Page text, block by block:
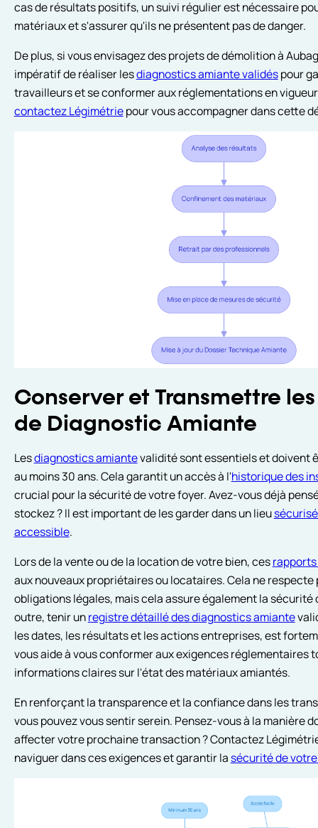
cas de résultats positifs, un suivi régulier est nécessaire
matériaux et s'assurer qu'ils ne présentent pas de danger.
De plus, si vous envisagez des projets de démolition à
impératif de réaliser lesdiagnostics amiante validéspour
travailleurs et se conformer aux réglementations en
contactez Légimétriepour vous accompagner dans cette
Conserver et Transmettre
de Diagnostic Amiante
Lesdiagnostics amiantevalidité sont essentiels et doivent
au moins 30 ans. Cela garantit un accès à l'historique des
crucial pour la sécurité de votre foyer. Avez-vous déjà
stockez ? Il est important de les garder dans un lieu
accessible.
Lors de la vente ou de la location de votre bien, ces
aux nouveaux propriétaires ou locataires. Cela ne respecte
obligations légales, mais cela assure également la sécurité
outre, tenir unregistre détaillé des diagnostics amiante
les dates, les résultats et les actions entreprises, est
vous aide à vous conformer aux exigences réglementaires
informations claires sur l'état des matériaux amiantés.
En renforçant la transparence et la confiance dans les
vous pouvez vous sentir serein. Pensez-vous à la manière
affecter votre prochaine transaction ? Contactez
naviguer dans ces exigences et garantir lasécurité de